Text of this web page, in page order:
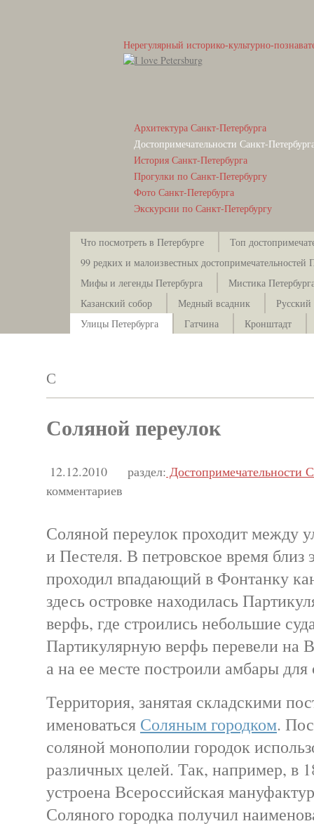
Нерегулярный историко-культурно-
Архитектура Санкт-Петербурга
Достопримечательности Санкт-
История Санкт-Петербурга
Прогулки по Санкт-Петербургу
Фото Санкт-Петербурга
Экскурсии по Санкт-Петербургу
Что посмотреть в Петербурге
Топ
99 редких и малоизвестных достопримечательностей
Мифы и легенды Петербурга
Мистика
Казанский собор
Медный всадник
Улицы Петербурга
Гатчина Кронштадт
С
Соляной переулок
12.12.2010 раздел: Достопримечательности
комментариев
Соляной переулок проходит между
и Пестеля. В петровское время близ
проходил впадающий в Фонтанку
здесь островке находилась
верфь, где строились небольшие
Партикулярную верфь перевели на
а на ее месте построили амбары
Территория, занятая складскими
именоваться Соляным городком.
соляной монополии городок
различных целей. Так, например, в
устроена Всероссийская
Соляного городка получил